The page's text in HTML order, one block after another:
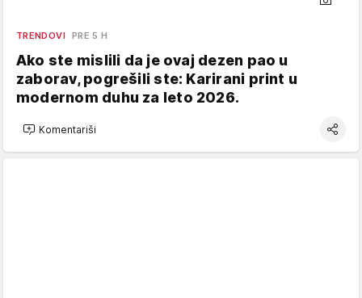
TRENDOVI PRE 5 H
Ako ste mislili da je ovaj dezen pao u
zaborav, pogrešili ste: Karirani print u
modernom duhu za leto 2026.
Komentariši